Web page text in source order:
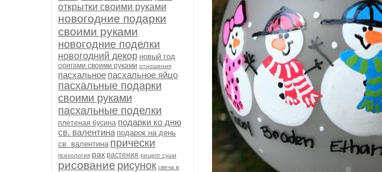
открытки своими руками
новогодние подарки
своими руками
новогодние поделки
новогодний декор новый год
оригами своими руками отношения
пасхальное пасхальное яйцо
пасхальные подарки
своими руками
пасхальные поделки
плетеная бусина подарки ко дню
св. валентина подарок на день
св. валентина прически
психология рак растения рецепт суши
рисование рисунок свеча в